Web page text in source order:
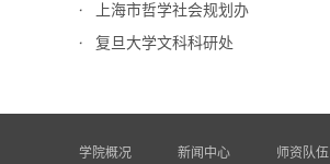
上海市哲学社会规划办
复旦大学文科科研处
学院概况
新闻中心
师资队伍